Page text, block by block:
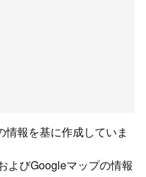
報を基に作成していま
よびGoogleマップの情報